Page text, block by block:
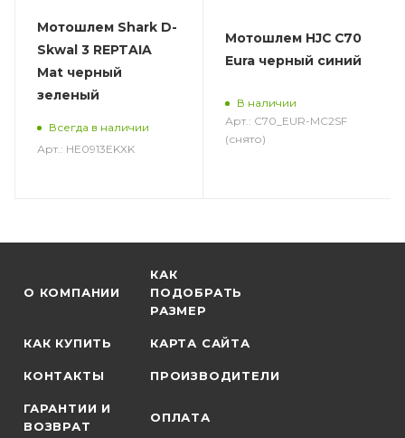
Мотошлем Shark D-
Skwal 3 REPTAIA
Mat черный
зеленый
Всегда в наличии
Арт.: HE0913EKXK
Мотошлем HJC C70
Eura черный синий
В наличии
Арт.: C70_EUR-MC2SF
(снято)
О КОМПАНИИ
КАК
ПОДОБРАТЬ
РАЗМЕР
КАК КУПИТЬ КАРТА САЙТА
КОНТАКТЫ ПРОИЗВОДИТЕЛИ
ГАРАНТИИ И
ВОЗВРАТ
ОПЛАТА